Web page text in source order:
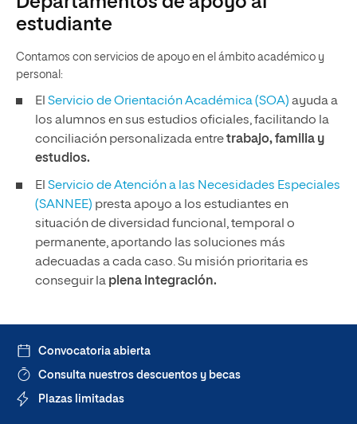
estudiante
Contamos con servicios de apoyo en el ámbito académico y
personal:
El Servicio de Orientación Académica (SOA) ayuda a
los alumnos en sus estudios oficiales, facilitando la
conciliación personalizada entretrabajo, familia y
estudios.
El Servicio de Atención a las Necesidades Especiales
(SANNEE) presta apoyo a los estudiantes en
situación de diversidad funcional, temporal o
permanente, aportando las soluciones más
adecuadas a cada caso. Su misión prioritaria es
conseguir la plena integración.
Convocatoria abierta
Consulta nuestros descuentos y becas
Plazas limitadas